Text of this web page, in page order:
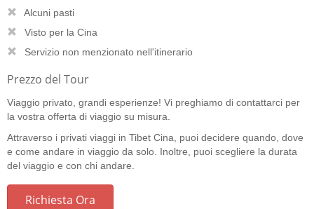
Alcuni pasti
Visto per la Cina
Servizio non menzionato nell'itinerario
Prezzo del Tour
Viaggio privato, grandi esperienze! Vi preghiamo di contattarci per
la vostra offerta di viaggio su misura.
Attraverso i privati viaggi in Tibet Cina, puoi decidere quando, dove
e come andare in viaggio da solo. Inoltre, puoi scegliere la durata
del viaggio e con chi andare.
Richiesta Ora